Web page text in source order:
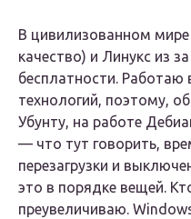
В цивилизованном
качество) и Линукс из
бесплатности.
технологий, поэтому,
Убунту, на работе
— что тут говорить,
перезагрузки и
это в порядке вещей.
преувеличиваю.